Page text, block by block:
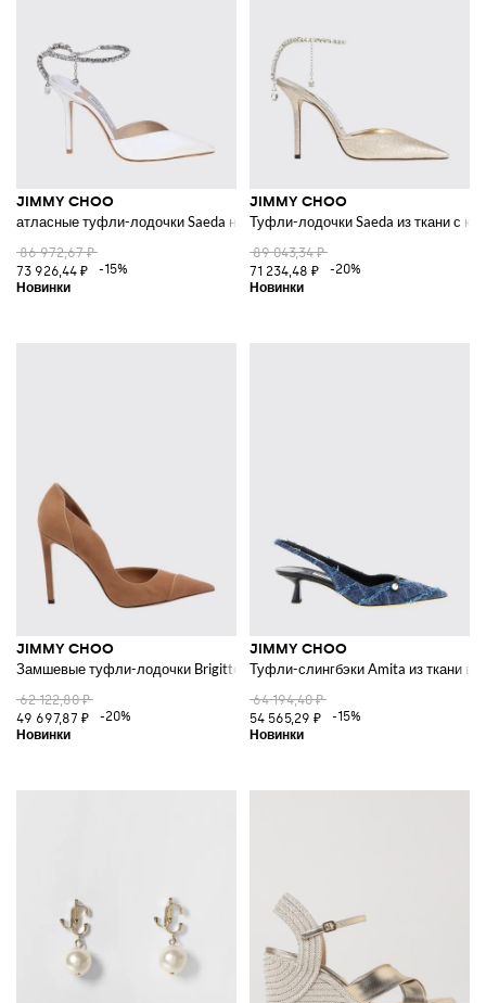
онлайн с возможностью бесплатной доставки на
Giglio.com
JIMMY CHOO
атласные туфли-лодочки Saeda на высоком каблуке с кристаллами
86 972,67 ₽
73 926,44 ₽
-15%
JIMMY CHOO
Туфли-лодочки Saeda из ткани с
89 043,34 ₽
71 234,48 ₽
-20%
JIMMY CHOO
Замшевые туфли-лодочки Brigitte на высоком каблуке
62 122,80 ₽
49 697,87 ₽
-20%
JIMMY CHOO
Туфли-слингбэки Amita из ткани в
64 194,40 ₽
54 565,29 ₽
-15%